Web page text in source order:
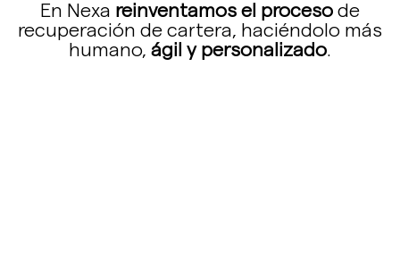
En Nexa reinventamos el proceso de
recuperación de cartera, haciéndolo más
humano, ágil y personalizado.